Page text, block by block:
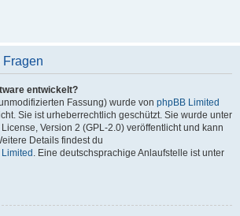
Fragen
entwickelt?
Fassung) wurde von phpBB Limited
Sie ist urheberrechtlich geschützt. Sie wurde unter
Version 2 (GPL-2.0) veröffentlicht und kann
Details findest du
. Eine deutschsprachige Anlaufstelle ist unter